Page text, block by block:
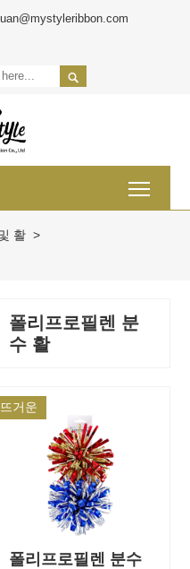

활 >
폴리프로필렌 분
수 활
뜨거운
폴리프로필렌 분수